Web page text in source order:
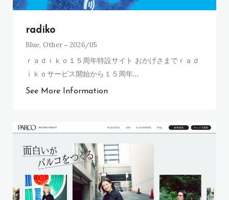
radiko
Blue, Other 2026/05
ｒａｄｉｋｏ１５周年特設サイト おかげさまでｒａｄ
ｉｋｏサービス開始から１５周年…
See More Information